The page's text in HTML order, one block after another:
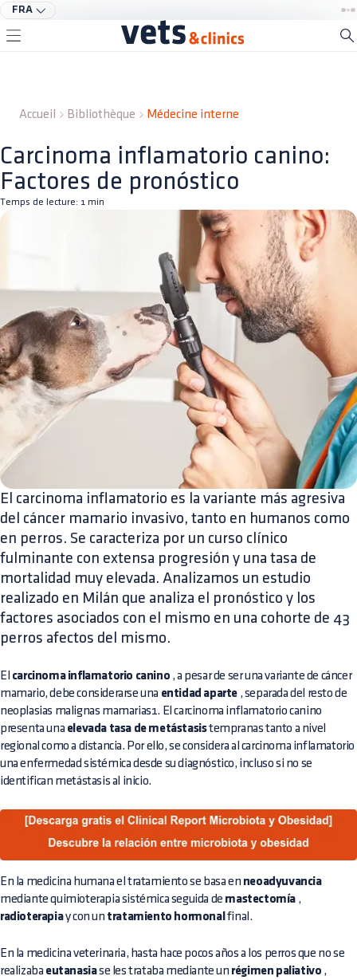
FRA
Accueil Bibliothèque Médecine interne
Carcinoma inflamatorio canino:
Factores de pronóstico
Temps de lecture: 1 min
El carcinoma inflamatorio es la variante más agresiva
del cáncer mamario invasivo, tanto en humanos como
en perros. Se caracteriza por un curso clínico
fulminante con extensa progresión y una tasa de
mortalidad muy elevada. Analizamos un estudio
realizado en Milán que analiza el pronóstico y los
factores asociados con el mismo en una cohorte de 43
perros afectos del mismo.
El carcinoma inflamatorio canino , a pesar de ser una variante de cáncer
mamario, debe considerarse una entidad aparte , separada del resto de
neoplasias malignas mamarias1. El carcinoma inflamatorio canino
presenta una elevada tasa de metástasistempranas tanto a nivel
regional como a distancia. Por ello, se considera al carcinoma inflamatorio
una enfermedad sistémica desde su diagnóstico, incluso si no se
identifican metástasis al inicio.
En la medicina humana el tratamiento se basa en neoadyuvancia
mediante quimioterapia sistémica seguida de mastectomía ,
radioterapiay con un tratamiento hormonal final.
En la medicina veterinaria, hasta hace pocos años a los perros que no se
realizaba eutanasiase les trataba mediante un régimen paliativo ,